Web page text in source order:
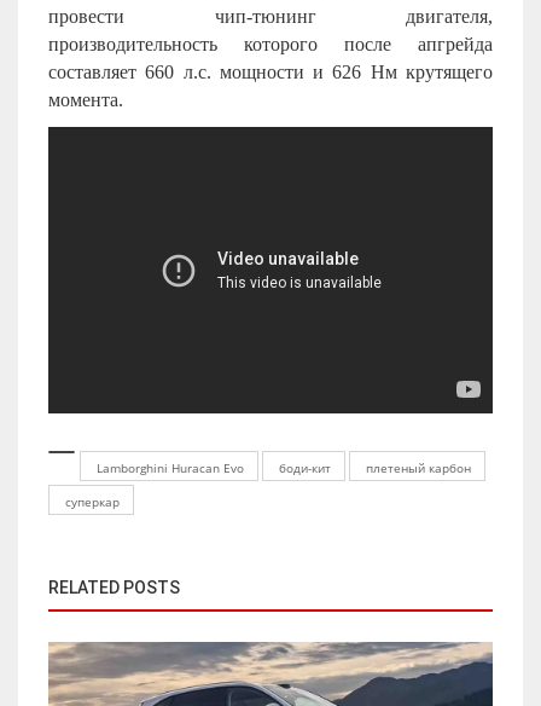
провести чип-тюнинг двигателя,
производительность которого после апгрейда
составляет 660 л.с. мощности и 626 Нм крутящего
момента.
Lamborghini Huracan Evo боди-кит
плетеный карбон
суперкар
RELATED POSTS